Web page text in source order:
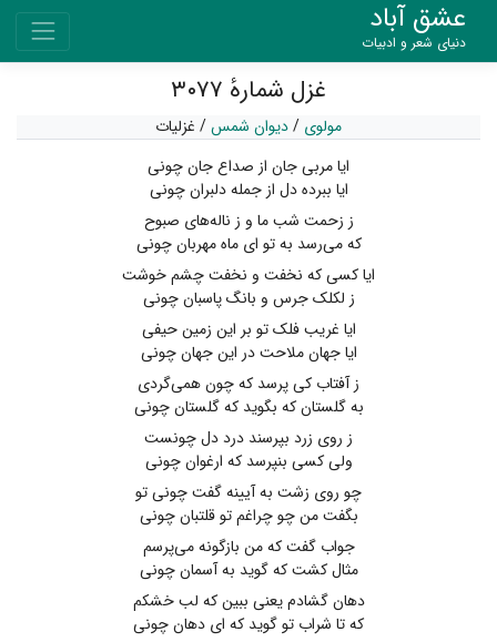
عشق آباد
دنیای شعر و ادبیات
غزل شمارهٔ ۳۰۷۷
مولوی /دیوان شمس/ غزلیات
ایا مربی جان از صداع جان چونی
ایا ببرده دل از جمله دلبران چونی
ز زحمت شب ما و ز ناله‌های صبوح
که می‌رسد به تو ای ماه مهربان چونی
ایا کسی که نخفت و نخفت چشم خوشت
ز لکلک جرس و بانگ پاسبان چونی
ایا غریب فلک تو بر این زمین حیفی
ایا جهان ملاحت در این جهان چونی
ز آفتاب کی پرسد که چون همی‌گردی
به گلستان که بگوید که گلستان چونی
ز روی زرد بپرسند درد دل چونست
ولی کسی بنپرسد که ارغوان چونی
چو روی زشت به آیینه گفت چونی تو
بگفت من چو چراغم تو قلتبان چونی
جواب گفت که من بازگونه می‌پرسم
مثال کشت که گوید به آسمان چونی
دهان گشادم یعنی ببین که لب خشکم
که تا شراب تو گوید که ای دهان چونی